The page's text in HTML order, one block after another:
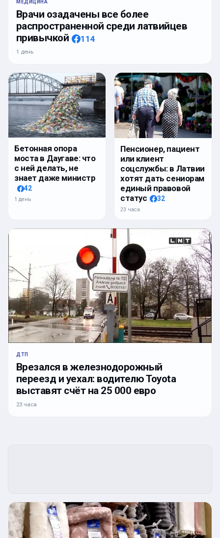
МЕДИЦИНА
Врачи озадачены все более
распространенной среди латвийцев
привычкой
114
1 день
Бетонная опора
моста в Даугаве: что
с ней делать, не
знает даже министр
42
1 день
Пенсионер, пациент
или клиент
соцслужбы: в Латвии
хотят дать сениорам
единый правовой
статус
32
23 часа
ДТП
Врезался в железнодорожный
переезд и уехал: водителю Toyota
выставят счёт на 25 000 евро
23 часа